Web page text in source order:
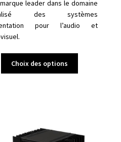
leader dans le domaine
des systèmes
pour l’audio et
Choix des options
peuvent